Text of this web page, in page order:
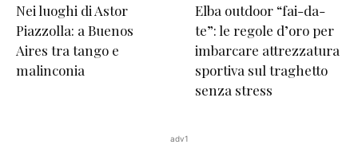
Nei luoghi di Astor
Piazzolla: a Buenos
Aires tra tango e
malinconia
Elba outdoor “fai-da-
te”: le regole d’oro per
imbarcare attrezzatura
sportiva sul traghetto
senza stress
adv1